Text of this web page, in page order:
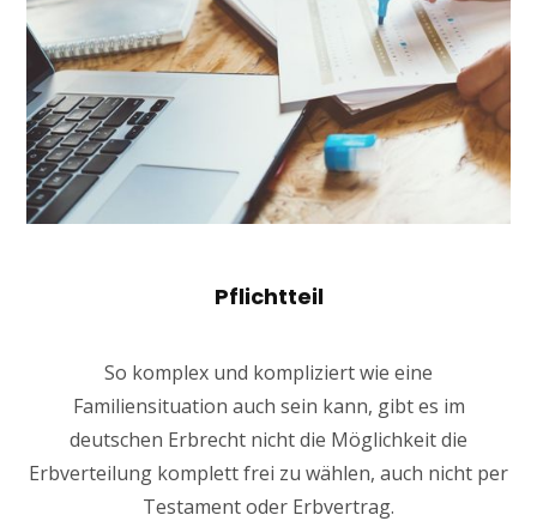
Pflichtteil
So komplex und kompliziert wie eine
Familiensituation auch sein kann, gibt es im
deutschen Erbrecht nicht die Möglichkeit die
Erbverteilung komplett frei zu wählen, auch nicht per
Testament oder Erbvertrag.